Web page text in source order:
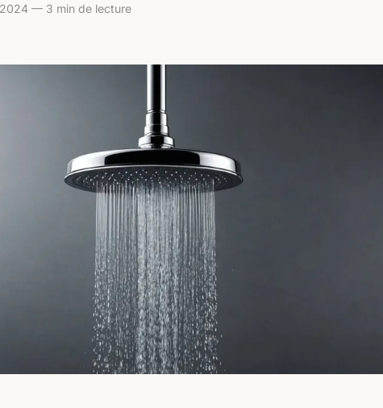
— 3 min de lecture